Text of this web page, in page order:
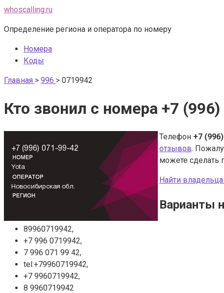
Перейти
контенту
whoscalling.ru
Определение региона и оператора по номеру
Номера
Коды
Главная > 996 > 0719942
Кто звонил с номера +7
Телефон +7
отзывов.
можете сделать
Найти
Варианты
89960719942,
+7 996 0719942,
7 996 071 99 42,
tel:+79960719942,
+7 9960719942,
8 9960719942